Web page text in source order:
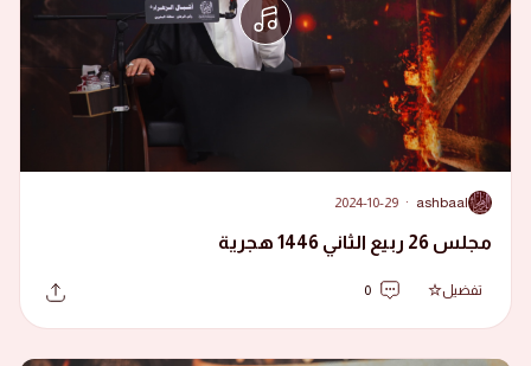
A
ashbaal
·
2024-10-29
مجلس 26 ربيع الثاني 1446 هجرية
تفضيل 0